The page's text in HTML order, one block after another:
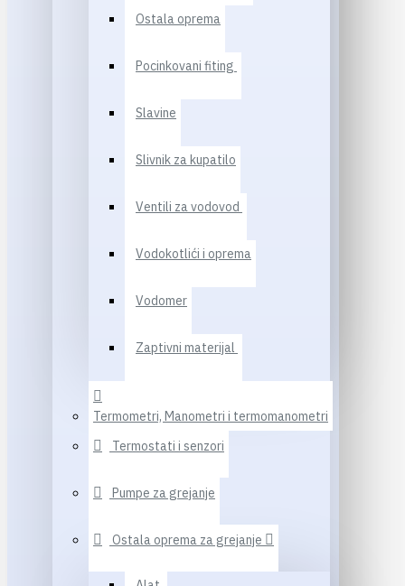
Ostala oprema
Pocinkovani fiting
Slavine
Slivnik za kupatilo
Ventili za vodovod
Vodokotlići i oprema
Vodomer
Zaptivni materijal
Termometri, Manometri i termomanometri
Termostati i senzori
Pumpe za grejanje
Ostala oprema za grejanje